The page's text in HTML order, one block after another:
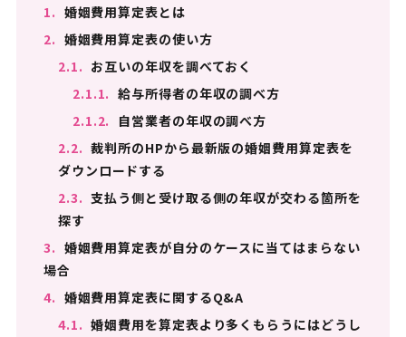
1. 婚姻費用算定表とは
2. 婚姻費用算定表の使い方
2.1. お互いの年収を調べておく
2.1.1. 給与所得者の年収の調べ方
2.1.2.
自営業者の年収の調べ方
2.2. 裁判所のHPから最新版の婚姻費用算定表を
ダウンロードする
2.3. 支払う側と受け取る側の年収が交わる箇所を
探す
3. 婚姻費用算定表が自分のケースに当てはまらない
場合
4. 婚姻費用算定表に関するQ&A
4.1. 婚姻費用を算定表より多くもらうにはどうし